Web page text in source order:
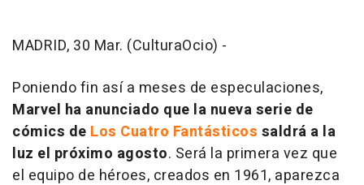
MADRID, 30 Mar. (CulturaOcio) -
Poniendo fin así a meses de especulaciones,
Marvel ha anunciado que la nueva serie de
cómics de Los Cuatro Fantásticos saldrá a la
luz el próximo agosto. Será la primera vez que
el equipo de héroes, creados en 1961, aparezca